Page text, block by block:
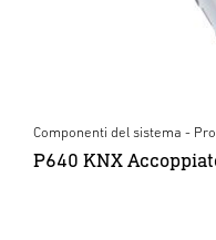
Componenti del sistema -
P640 KNX